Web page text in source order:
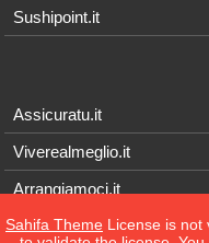
Sushipoint.it
Assicuratu.it
Viverealmeglio.it
Arrangiamoci.it
Tecnichef.it
Sahifa Theme License is not